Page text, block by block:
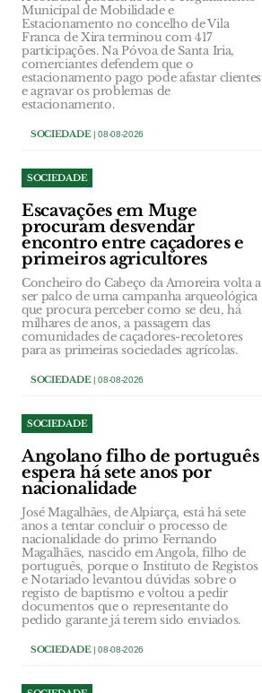
Municipal de Mobilidade e
Estacionamento no concelho de Vila
Franca de Xira terminou com 417
participações. Na Póvoa de Santa Iria,
comerciantes defendem que o
estacionamento pago pode afastar clientes
e agravar os problemas de
estacionamento.
SOCIEDADE| 08-08-2026
SOCIEDADE
Escavações em Muge
procuram desvendar
encontro entre caçadores e
primeiros agricultores
Concheiro do Cabeço da Amoreira volta a
ser palco de uma campanha arqueológica
que procura perceber como se deu, há
milhares de anos, a passagem das
comunidades de caçadores-recoletores
para as primeiras sociedades agrícolas.
SOCIEDADE| 08-08-2026
SOCIEDADE
Angolano filho de português
espera há sete anos por
nacionalidade
José Magalhães, de Alpiarça, está há sete
anos a tentar concluir o processo de
nacionalidade do primo Fernando
Magalhães, nascido em Angola, filho de
português, porque o Instituto de Registos
e Notariado levantou dúvidas sobre o
registo de baptismo e voltou a pedir
documentos que o representante do
pedido garante já terem sido enviados.
SOCIEDADE| 08-08-2026